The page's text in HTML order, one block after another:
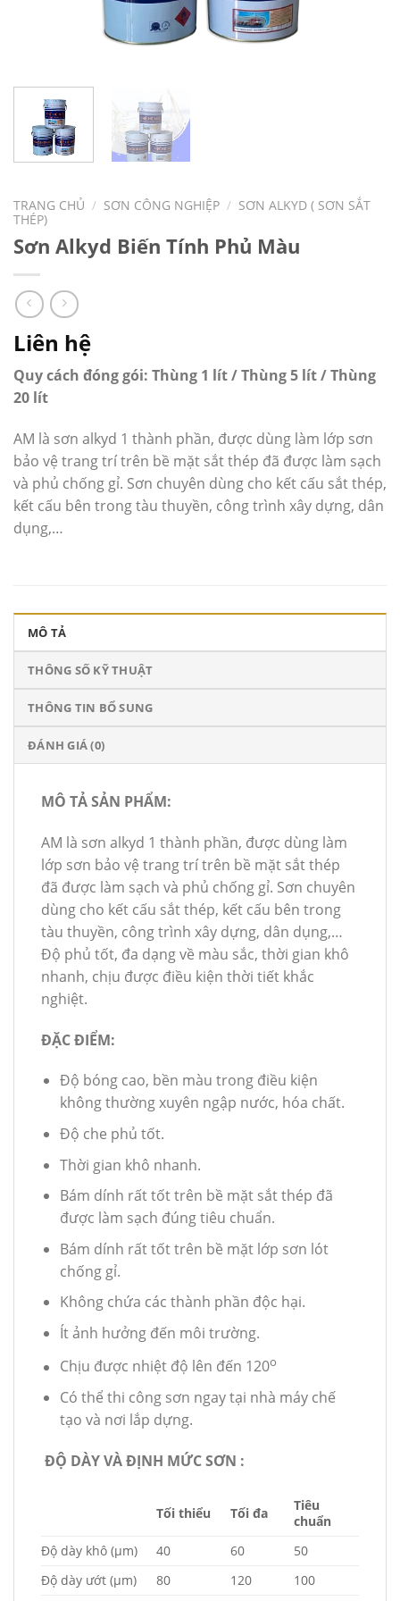
TRANG CHỦ / SƠN CÔNG NGHIỆP / SƠN ALKYD ( SƠN SẮT
THÉP)
Sơn Alkyd Biến Tính Phủ Màu
Liên hệ
Quy cách đóng gói: Thùng 1 lít / Thùng 5 lít / Thùng
20 lít
AM là sơn alkyd 1 thành phần, được dùng làm lớp sơn
bảo vệ trang trí trên bề mặt sắt thép đã được làm sạch
và phủ chống gỉ. Sơn chuyên dùng cho kết cấu sắt thép,
kết cấu bên trong tàu thuyền, công trình xây dựng, dân
dụng,…
MÔ TẢ
THÔNG SỐ KỸ THUẬT
THÔNG TIN BỔ SUNG
ĐÁNH GIÁ (0)
MÔ TẢ SẢN PHẨM:
AM là sơn alkyd 1 thành phần, được dùng làm
lớp sơn bảo vệ trang trí trên bề mặt sắt thép
đã được làm sạch và phủ chống gỉ. Sơn chuyên
dùng cho kết cấu sắt thép, kết cấu bên trong
tàu thuyền, công trình xây dựng, dân dụng,…
Độ phủ tốt, đa dạng về màu sắc, thời gian khô
nhanh, chịu được điều kiện thời tiết khắc
nghiệt.
ĐẶC ĐIỂM:
Độ bóng cao, bền màu trong điều kiện
không thường xuyên ngập nước, hóa chất.
Độ che phủ tốt.
Thời gian khô nhanh.
Bám dính rất tốt trên bề mặt sắt thép đã
được làm sạch đúng tiêu chuẩn.
Bám dính rất tốt trên bề mặt lớp sơn lót
chống gỉ.
Không chứa các thành phần độc hại.
Ít ảnh hưởng đến môi trường.
Chịu được nhiệt độ lên đến 120o
Có thể thi công sơn ngay tại nhà máy chế
tạo và nơi lắp dựng.
ĐỘ DÀY VÀ ĐỊNH MỨC SƠN :
Tối thiểu Tối đa
Tiêu
chuẩn
Độ dày khô (μm)
40 60
50
Độ dày ướt (μm)
80 120 100